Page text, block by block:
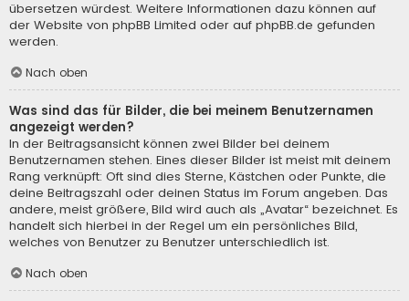
übersetzen würdest. Weitere Informationen dazu können auf
der Website von phpBB Limited oder auf phpBB.de gefunden
werden.
Nach oben
Was sind das für Bilder, die bei meinem Benutzernamen
angezeigt werden?
In der Beitragsansicht können zwei Bilder bei deinem
Benutzernamen stehen. Eines dieser Bilder ist meist mit deinem
Rang verknüpft: Oft sind dies Sterne, Kästchen oder Punkte, die
deine Beitragszahl oder deinen Status im Forum angeben. Das
andere, meist größere, Bild wird auch als „Avatar“ bezeichnet. Es
handelt sich hierbei in der Regel um ein persönliches Bild,
welches von Benutzer zu Benutzer unterschiedlich ist.
Nach oben